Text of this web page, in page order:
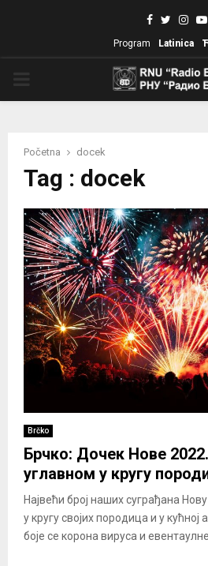
Facebook
Twitter
Program Latinica
Početna docek
Tag : docek
Brčko
Брчко: Дочек Нове
углавном у кругу
Највећи број наших суграђана
у кругу својих породица и у
боје се корона вируса и евентаулне